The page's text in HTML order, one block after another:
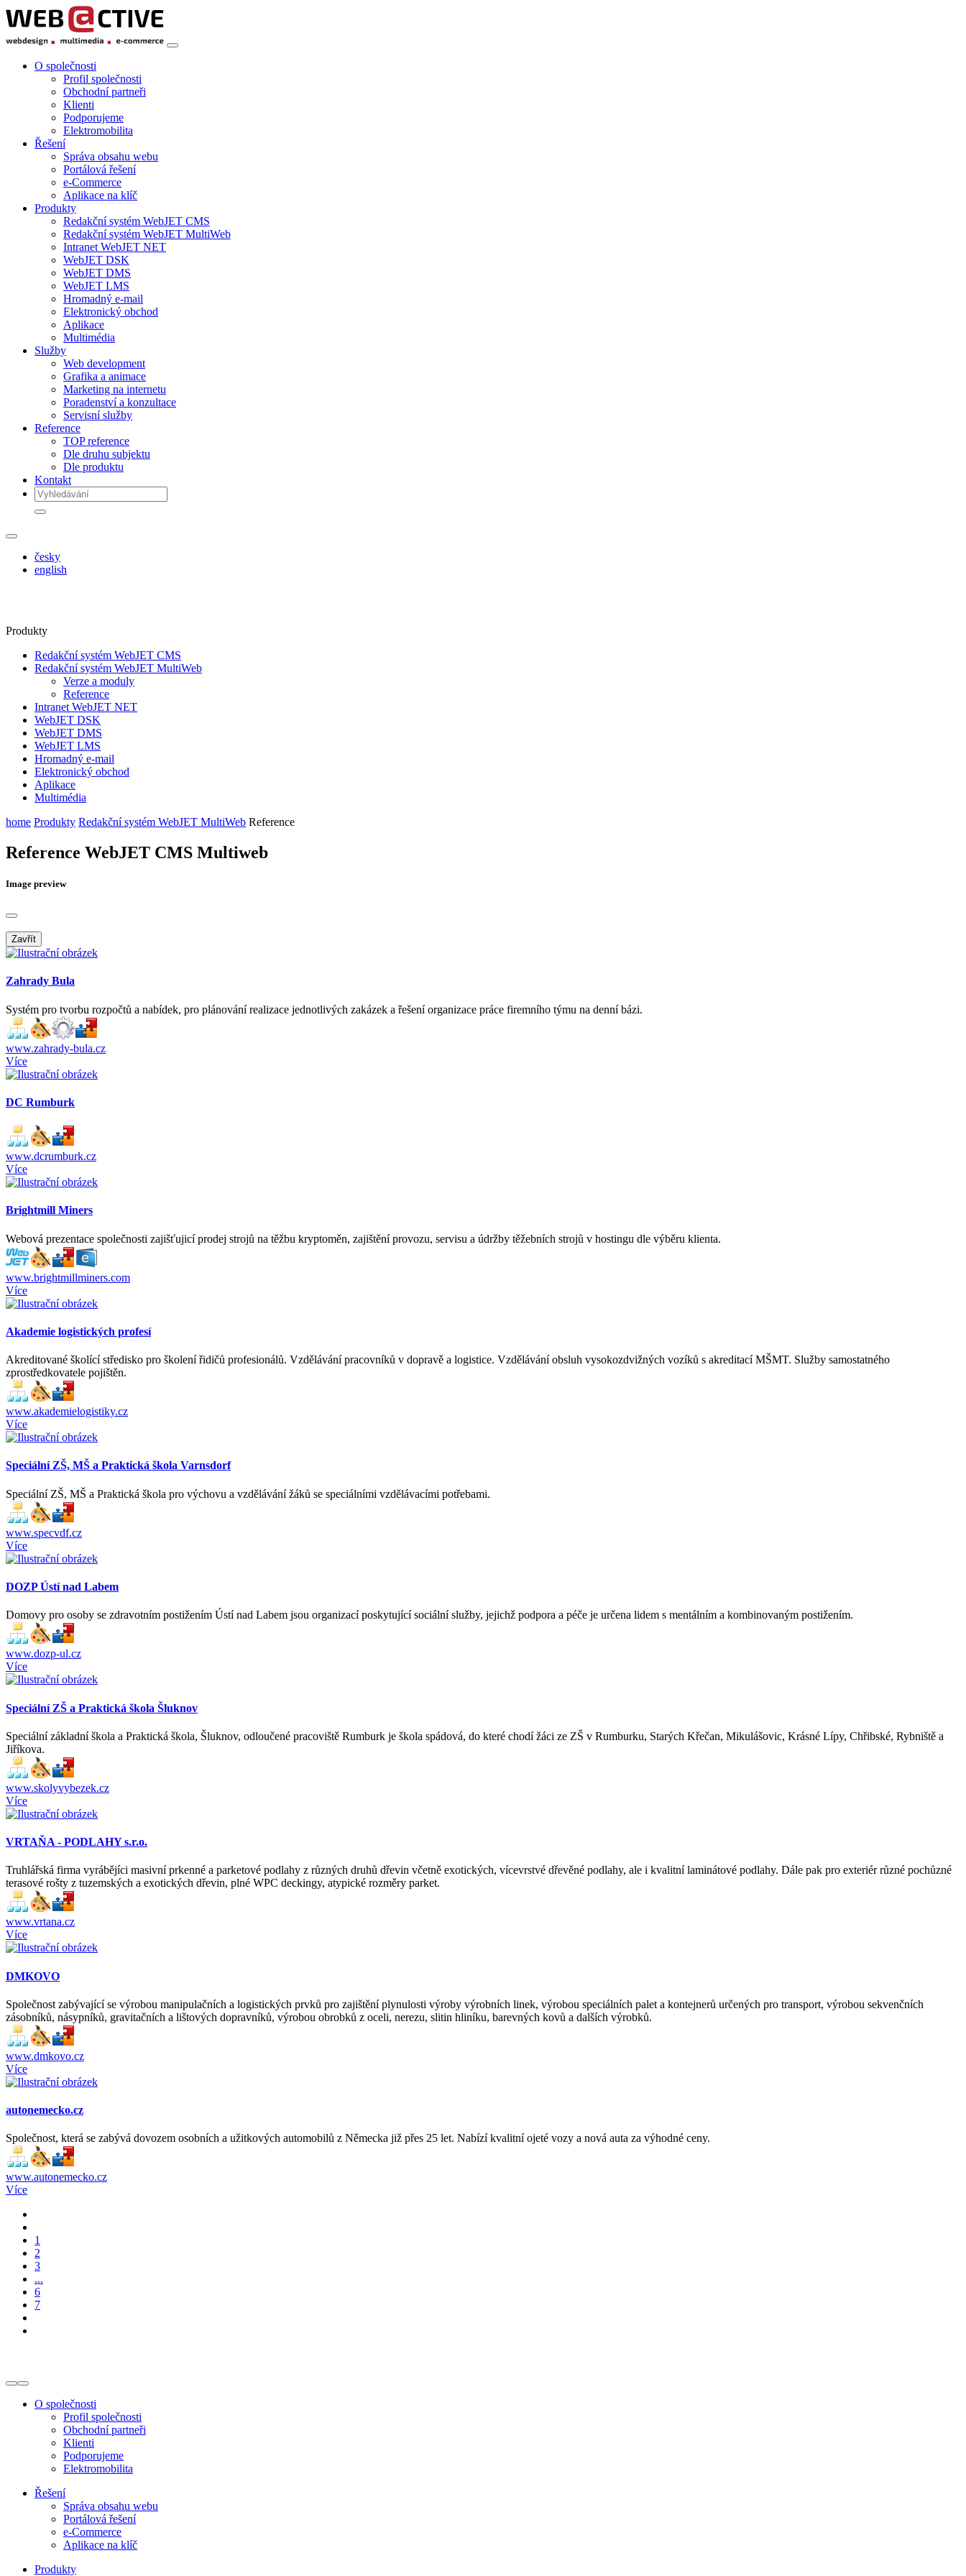
O společnosti
Profil společnosti
Obchodní partneři
Klienti
Podporujeme
Elektromobilita
Řešení
Správa obsahu webu
Portálová řešení
e-Commerce
Aplikace na klíč
Produkty
Redakční systém WebJET CMS
Redakční systém WebJET MultiWeb
Intranet WebJET NET
WebJET DSK
WebJET DMS
WebJET LMS
Hromadný e-mail
Elektronický obchod
Aplikace
Multimédia
Služby
Web development
Grafika a animace
Marketing na internetu
Poradenství a konzultace
Servisní služby
Reference
TOP reference
Dle druhu subjektu
Dle produktu
Kontakt
česky
english
Produkty
Redakční systém WebJET CMS
Redakční systém WebJET MultiWeb
Verze a moduly
Reference
Intranet WebJET NET
WebJET DSK
WebJET DMS
WebJET LMS
Hromadný e-mail
Elektronický obchod
Aplikace
Multimédia
home Produkty Redakční systém WebJET MultiWeb Reference
Reference WebJET CMS Multiweb
Image preview
Zavřít
Zahrady Bula
Systém pro tvorbu rozpočtů a nabídek, pro plánování realizace jednotlivých zakázek a řešení organizace práce firemního týmu na denní bázi.
www.zahrady-bula.cz
Více
DC Rumburk
www.dcrumburk.cz
Více
Brightmill Miners
Webová prezentace společnosti zajišťujicí prodej strojů na těžbu kryptoměn, zajištění provozu, servisu a údržby těžebních strojů v hostingu dle výběru klienta.
www.brightmillminers.com
Více
Akademie logistických profesí
Akreditované školící středisko pro školení řidičů profesionálů. Vzdělávání pracovníků v dopravě a logistice. Vzdělávání obsluh vysokozdvižných vozíků s akreditací MŠMT. Služby samostatného
zprostředkovatele pojištěn.
www.akademielogistiky.cz
Více
Speciální ZŠ, MŠ a Praktická škola Varnsdorf
Speciální ZŠ, MŠ a Praktická škola pro výchovu a vzdělávání žáků se speciálními vzdělávacími potřebami.
www.specvdf.cz
Více
DOZP Ústí nad Labem
Domovy pro osoby se zdravotním postižením Ústí nad Labem jsou organizací poskytující sociální služby, jejichž podpora a péče je určena lidem s mentálním a kombinovaným postižením.
www.dozp-ul.cz
Více
Speciální ZŠ a Praktická škola Šluknov
Speciální základní škola a Praktická škola, Šluknov, odloučené pracoviště Rumburk je škola spádová, do které chodí žáci ze ZŠ v Rumburku, Starých Křečan, Mikulášovic, Krásné Lípy, Chřibské, Rybniště a
Jiříkova.
www.skolyvybezek.cz
Více
VRTAŇA - PODLAHY s.r.o.
Truhlářská firma vyrábějíci masivní prkenné a parketové podlahy z různých druhů dřevin včetně exotických, vícevrstvé dřevěné podlahy, ale i kvalitní laminátové podlahy. Dále pak pro exteriér různé pochůzné
terasové rošty z tuzemských a exotických dřevin, plné WPC deckingy, atypické rozměry parket.
www.vrtana.cz
Více
DMKOVO
Společnost zabývající se výrobou manipulačních a logistických prvků pro zajištění plynulosti výroby výrobních linek, výrobou speciálních palet a kontejnerů určených pro transport, výrobou sekvenčních
zásobníků, násypníků, gravitačních a lištových dopravníků, výrobou obrobků z oceli, nerezu, slitin hliníku, barevných kovů a dalších výrobků.
www.dmkovo.cz
Více
autonemecko.cz
Společnost, která se zabývá dovozem osobních a užitkových automobilů z Německa již přes 25 let. Nabízí kvalitní ojeté vozy a nová auta za výhodné ceny.
www.autonemecko.cz
Více
1
2
3
...
6
7
O společnosti
Profil společnosti
Obchodní partneři
Klienti
Podporujeme
Elektromobilita
Řešení
Správa obsahu webu
Portálová řešení
e-Commerce
Aplikace na klíč
Produkty